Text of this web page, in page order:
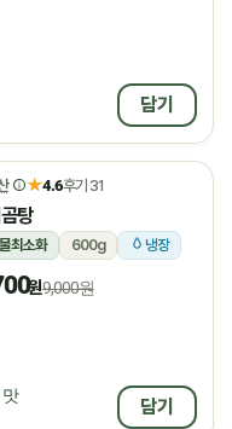
담기
★4.6후기 31
탕
최소화 600g 냉장
원9,000원
담기